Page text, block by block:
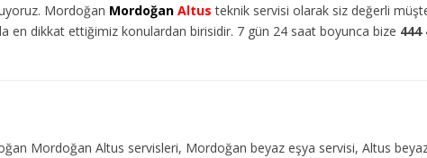
Mordoğan Mordoğan Altus teknik servisi olarak siz değerli
en dikkat ettiğimiz konulardan birisidir. 7 gün 24 saat boyunca bize 444
Mordoğan Altus servisleri, Mordoğan beyaz eşya servisi, Altus